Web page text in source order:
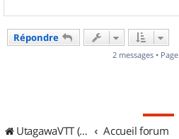
Répondre
2 messages • Page
UtagawaVTT (Randos VTT et VTTAE avec traces GPS) Accueil forum